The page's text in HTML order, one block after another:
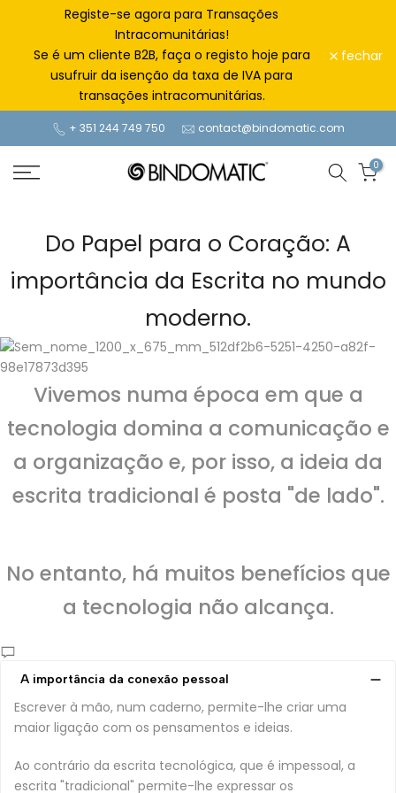
conteúdo
Registe-se agora para Transações
Intracomunitárias!
Se é um cliente B2B, faça o registo hoje para
usufruir da isenção da taxa de IVA para
transações intracomunitárias.
fechar
+ 351 244 749 750 contact@bindomatic.com
0
Do Papel para o Coração: A
importância da Escrita no mundo
moderno.
Vivemos numa época em que a
tecnologia domina a comunicação e
a organização e, por isso, a ideia da
escrita tradicional é posta "de lado".
No entanto, há muitos benefícios que
a tecnologia não alcança.
A importância da conexão pessoal
Escrever à mão, num caderno, permite-lhe criar uma
maior ligação com os pensamentos e ideias.
Ao contrário da escrita tecnológica, que é impessoal, a
escrita "tradicional" permite-lhe expressar os